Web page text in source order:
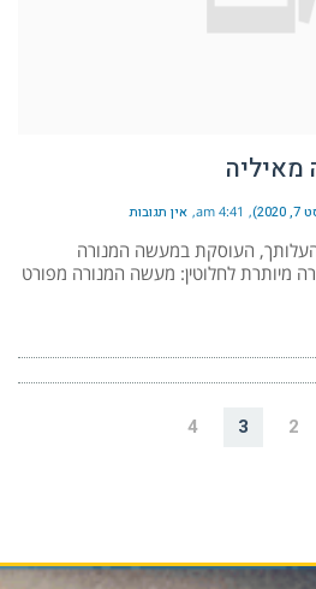
4:41 am אין תגובות
העוסקת במעשה המנורה
מיותרת לחלוטין: מעשה המנורה מפורט
2
3
4